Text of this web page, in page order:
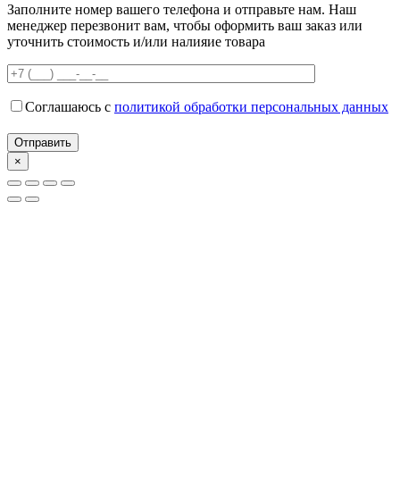
Заполните номер вашего телефона и отправьте нам. Наш
менеджер перезвонит вам, чтобы оформить ваш заказ или
уточнить стоимость и/или налияие товара
Соглашаюсь с политикой обработки персональных данных
×